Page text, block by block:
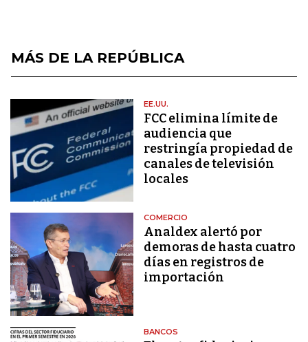
MÁS DE LA REPÚBLICA
EE.UU.
FCC elimina límite de
audiencia que
restringía propiedad de
canales de televisión
locales
COMERCIO
Analdex alertó por
demoras de hasta cuatro
días en registros de
importación
BANCOS